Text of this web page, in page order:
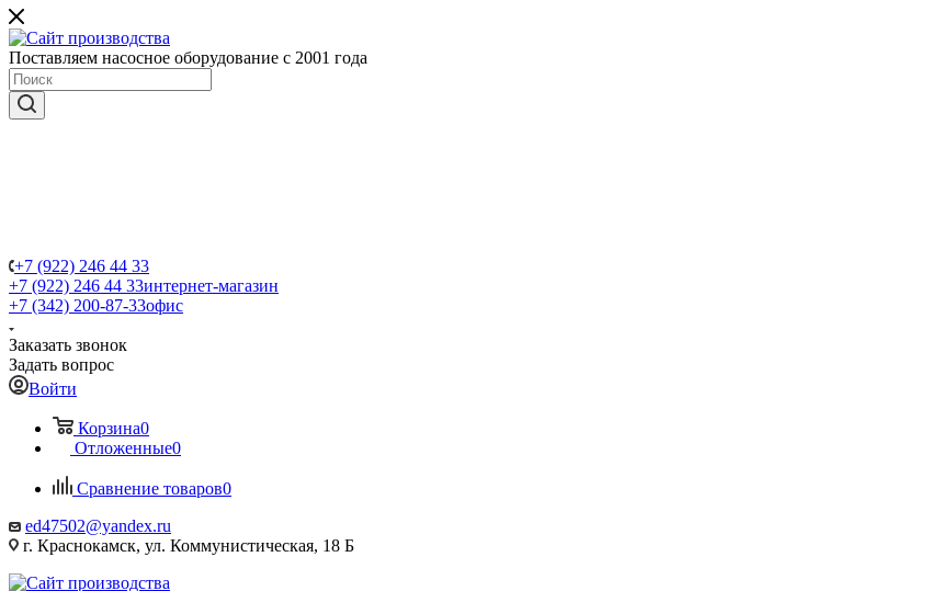
Поставляем насосное оборудование с 2001 года
+7 (922) 246 44 33
+7 (922) 246 44 33интернет-магазин
+7 (342) 200-87-33офис
Заказать звонок
Задать вопрос
Войти
Корзина0
Отложенные0
Сравнение товаров0
ed47502@yandex.ru
г. Краснокамск, ул. Коммунистическая, 18 Б